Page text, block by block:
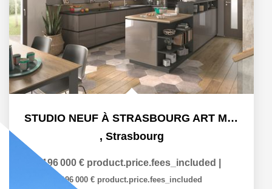
STUDIO NEUF À STRASBOURG ART MODERNE - GARE
, Strasbourg
196 000 € product.price.fees_included
196 000 € product.price.fees_included